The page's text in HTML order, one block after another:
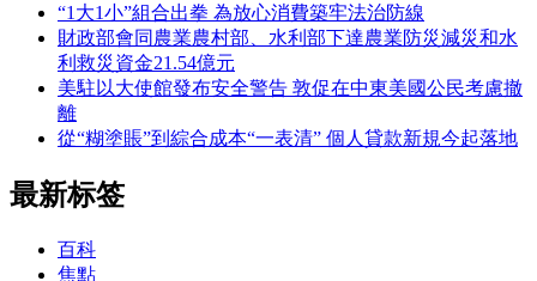
“1大1小”組合出拳 為放心消費築牢法治防線
財政部會同農業農村部、水利部下達農業防災減災和水
利救災資金21.54億元
美駐以大使館發布安全警告 敦促在中東美國公民考慮撤
離
從“糊塗賬”到綜合成本“一表清” 個人貸款新規今起落地
最新标签
百科
焦點